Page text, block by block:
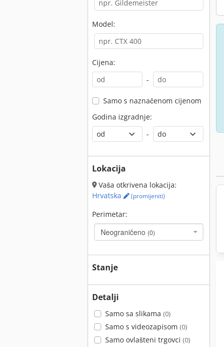
Model:
Cijena:
-
Samo s naznačenom cijenom
Godina izgradnje:
-
Lokacija
Vaša otkrivena lokacija:
Hrvatska
(promijeniti)
Perimetar:
Neograničeno (0)
Stanje
Detalji
Samo sa slikama (0)
Samo s videozapisom (0)
Samo ovlašteni trgovci (0)